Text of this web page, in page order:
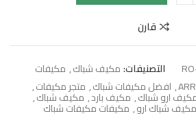
قارن
التصنيفات:مكيف شباك, مكيفات
, افضل مكيفات شباك, متجر مكيفات,
ارو شباك, مكيف بارد, مكيف شباك,
مكيف شباك ارو, مكيفات مكيفات شباك